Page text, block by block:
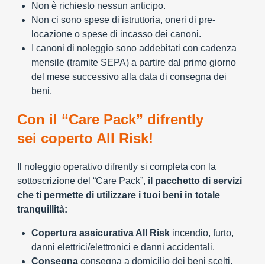
Non è richiesto nessun anticipo.
Non ci sono spese di istruttoria, oneri di pre-
locazione o spese di incasso dei canoni.
I canoni di noleggio sono addebitati con cadenza
mensile (tramite SEPA) a partire dal primo giorno
del mese successivo alla data di consegna dei
beni.
Con il “Care Pack” difrently
sei coperto All Risk!
Il noleggio operativo difrently si completa con la
sottoscrizione del “Care Pack”, il pacchetto di servizi
che ti permette di utilizzare i tuoi beni in totale
tranquillità:
Copertura assicurativa All Risk incendio, furto,
danni elettrici/elettronici e danni accidentali.
Consegna consegna a domicilio dei beni scelti.